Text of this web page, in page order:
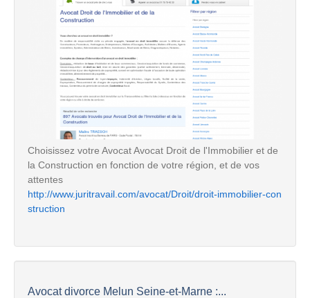
Choisissez votre Avocat Avocat Droit de l'Immobilier et de
la Construction en fonction de votre région, et de vos
attentes
http://www.juritravail.com/avocat/Droit/droit-immobilier-con
struction
Avocat divorce Melun Seine-et-Marne :...